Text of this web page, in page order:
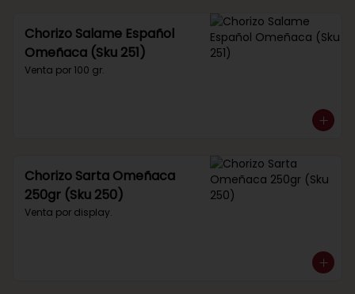
Chorizo Salame Español
Omeñaca (Sku 251)
Venta por 100 gr.
Chorizo Sarta Omeñaca
250gr (Sku 250)
Venta por display.